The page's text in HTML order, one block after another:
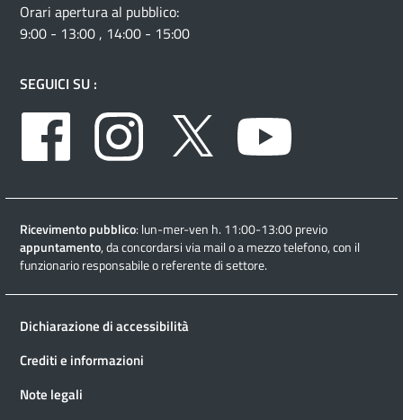
Orari apertura al pubblico:
9:00 - 13:00 , 14:00 - 15:00
SEGUICI SU :
Facebook
Instagram Twitter
Ricevimento pubblico: lun-mer-ven h. 11:00-13:00 previo
appuntamento, da concordarsi via mail o a mezzo telefono, con il
funzionario responsabile o referente di settore.
Dichiarazione di accessibilità
Crediti e informazioni
Note legali